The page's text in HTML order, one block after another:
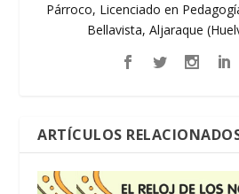
Párroco, Licenciado en
Bellavista, Aljaraque
ARTÍCULOS